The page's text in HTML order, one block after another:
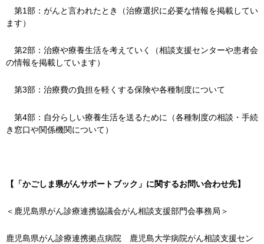
第1部：がんと言われたとき（治療選択に必要な情報を掲載してい
ます）
第2部：治療や療養生活を考えていく（相談支援センターや患者会
の情報を掲載しています）
第3部：治療費の負担を軽くする保険や各種制度について
第4部：自分らしい療養生活を送るために（各種制度の相談・手続
き窓口や関係機関について）
【「かごしま県がんサポートブック」に関するお問い合わせ先】
＜鹿児島県がん診療連携協議会がん相談支援部門会事務局＞
鹿児島県がん診療連携拠点病院 鹿児島大学病院がん相談支援セン